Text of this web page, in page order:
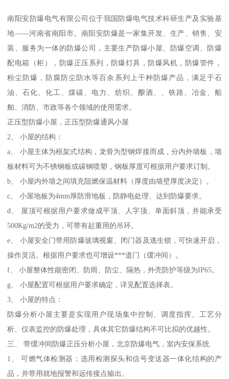
南阳安防爆电气有限公司位于我国防爆电气技术科研生产及实验基
地——河南省南阳市。南阳安防爆是一家集开发、生产、销售、安
装、服务为一体的防爆公司，主要生产防爆小屋、防爆空调、防爆
配电箱（柜），防爆正压系列，防爆灯具，防爆风机，防爆管件，
粉尘防爆，防腐防尘防水等百余系列上千种防爆产品，满足于石
油、石化、化工、煤碳、电力、纺织、酿酒、、铁路、冶金、船
舶、消防、市政等各个领域的使用需求。
正压型防爆小屋，正压型防爆通风小屋
2、 小屋的结构：
a、 小屋主体为框架式结构，龙骨为型钢焊接而成，分内外墙板，墙
板材料可为不锈钢板或碳钢喷塑，钢板厚度可根据用户要求订制。
b、 小屋内外墙之间填充阻燃保温材料（厚度由墙壁厚度决定）。
c、 小屋地板为4mm厚防滑地板，防静电处理、达到防爆要求。
d、 屋顶可根据用户要求做成平顶、人字顶、单面斜顶，并能承受
500Kg/m2的受力，可带有起重用的吊环。
e、 小屋安全门带用防爆玻璃视窗、闭门器及逃生锁，可快速开启，
操作灵活。根据用户要求也可增设***道门（缓冲间）。
f、 小屋整体性能密闭、防雨、防尘、隔热，外壳防护等级为IP65。
g、 小屋配置可根据用户要求确定，详见配置选择表。
3、 小屋的特点：
防爆分析小屋主要是实现用户现场集中控制、调度指挥、工艺分
析、仪表监控的防爆处理，具体其它防爆结构不可比拟的优越性。
三、 带缓冲间防爆正压分析小屋，北京防爆电气，室内安保系统
1、 可燃气体检测器：选用检测探头和信号变送器一体化结构的产
品，并带用就地报警和远传接点输出。